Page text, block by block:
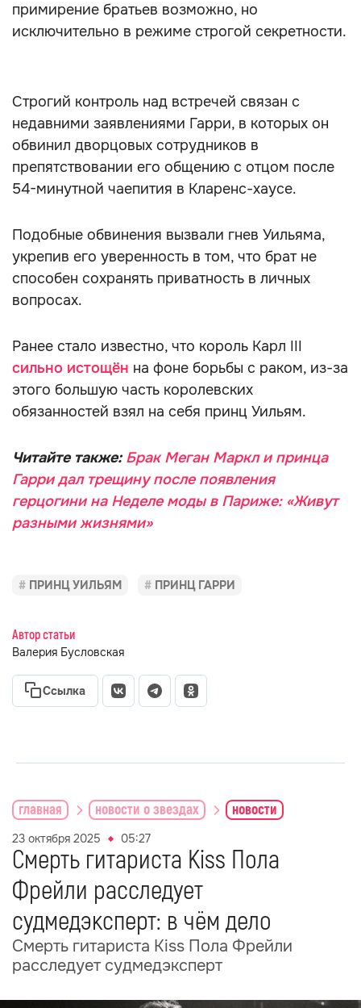
примирение братьев возможно, но
исключительно в режиме строгой секретности.
Строгий контроль над встречей связан с
недавними заявлениями Гарри, в которых он
обвинил дворцовых сотрудников в
препятствовании его общению с отцом после
54-минутной чаепития в Кларенс-хаусе.
Подобные обвинения вызвали гнев Уильяма,
укрепив его уверенность в том, что брат не
способен сохранять приватность в личных
вопросах.
Ранее стало известно, что король Карл III
сильно истощён на фоне борьбы с раком, из-за
этого большую часть королевских
обязанностей взял на себя принц Уильям.
Читайте также: Брак Меган Маркл и принца
Гарри дал трещину после появления
герцогини на Неделе моды в Париже: «Живут
разными жизнями»
ПРИНЦ УИЛЬЯМ ПРИНЦ ГАРРИ
Автор статьи
Валерия Бусловская
Ссылка
главная новости о звездах новости
23 октября 2025 05:27
Смерть гитариста Kiss Пола
Фрейли расследует
судмедэксперт: в чём дело
Смерть гитариста Kiss Пола Фрейли
расследует судмедэксперт